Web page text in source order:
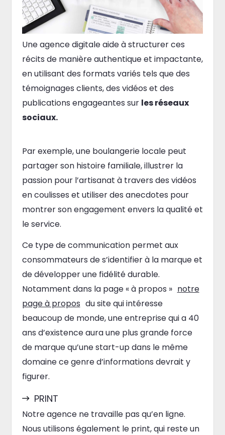
Une agence digitale aide à structurer ces
récits de manière authentique et impactante,
en utilisant des formats variés tels que des
témoignages clients, des vidéos et des
publications engageantes sur les réseaux
sociaux.
Par exemple, une boulangerie locale peut
partager son histoire familiale, illustrer la
passion pour l’artisanat à travers des vidéos
en coulisses et utiliser des anecdotes pour
montrer son engagement envers la qualité et
le service.
Ce type de communication permet aux
consommateurs de s’identifier à la marque et
de développer une fidélité durable.
Notamment dans la page « à propos » notre
page à propos du site qui intéresse
beaucoup de monde, une entreprise qui a 40
ans d’existence aura une plus grande force
de marque qu’une start-up dans le même
domaine ce genre d’informations devrait y
figurer.
PRINT
Notre agence ne travaille pas qu’en ligne.
Nous utilisons également le print, qui reste un